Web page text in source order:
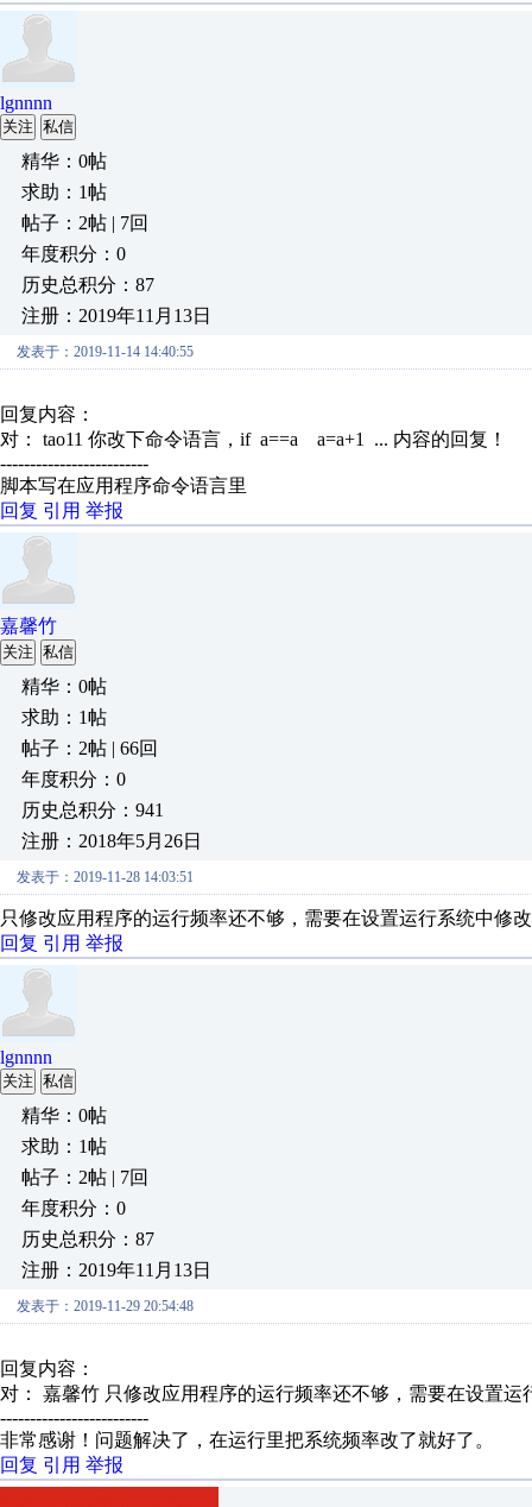
lgnnnn
关注 私信
精华：0帖
求助：1帖
帖子：2帖 | 7回
年度积分：0
历史总积分：87
注册：2019年11月13日
发表于：2019-11-14 14:40:55
回复内容：
对： tao11 你改下命令语言，if a==a a=a+1 ... 内容的回复！
-------------------------
脚本写在应用程序命令语言里
回复 引用 举报
嘉馨竹
关注 私信
精华：0帖
求助：1帖
帖子：2帖 | 66回
年度积分：0
历史总积分：941
注册：2018年5月26日
发表于：2019-11-28 14:03:51
只修改应用程序的运行频率还不够，需要在设置运行系统中修
回复 引用 举报
lgnnnn
关注 私信
精华：0帖
求助：1帖
帖子：2帖 | 7回
年度积分：0
历史总积分：87
注册：2019年11月13日
发表于：2019-11-29 20:54:48
回复内容：
对： 嘉馨竹 只修改应用程序的运行频率还不够，需要在设置运
-------------------------
非常感谢！问题解决了，在运行里把系统频率改了就好了。
回复 引用 举报